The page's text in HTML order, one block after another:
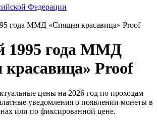
Федерации
года ММД «Спящая красавица» Proof
1995 года ММД
Proof
цены на 2026 год по проходам
уведомления о появлении монеты в
или по фиксированной цене.